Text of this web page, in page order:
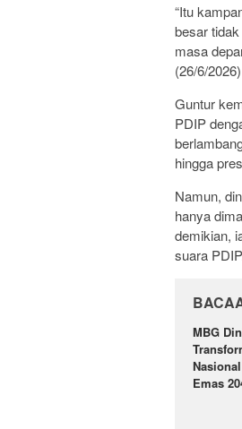
“Itu
besar
masa
(26/6/
Guntur
PDIP
hingga
Namun,
hanya
demikian,
suara
MBG
Emas